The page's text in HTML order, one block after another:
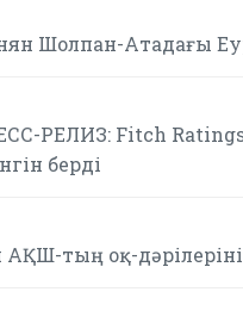
Шолпан-Атадағы
РЕЛИЗ: Fitch Ratings
берді
тың оқ-